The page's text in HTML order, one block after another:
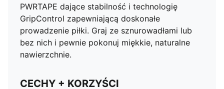
PWRTAPE dające stabilność i technologię
GripControl zapewniającą doskonałe
prowadzenie piłki. Graj ze sznurowadłami lub
bez nich i pewnie pokonuj miękkie, naturalne
nawierzchnie.
CECHY + KORZYŚCI